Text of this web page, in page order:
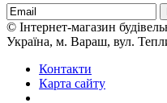
© Інтернет-магазин
Україна, м. Вараш, вул.
Контакти
Карта сайту